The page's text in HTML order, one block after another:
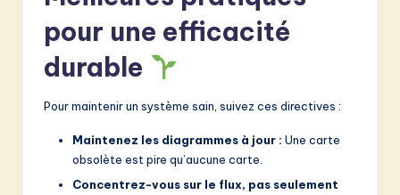
pour une efficacité
durable
Pour maintenir un système sain, suivez ces directives :
Maintenez les diagrammes à jour : Une carte
obsolète est pire qu’aucune carte.
Concentrez-vous sur le flux, pas seulement